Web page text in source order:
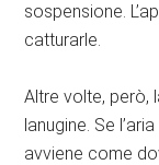
sospensione.
catturarle.
Altre volte, però,
lanugine. Se
avviene come